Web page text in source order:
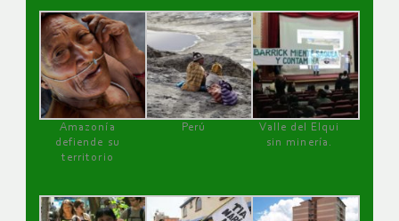
Amazonía
defiende su
territorio
Perú
Valle del Elqui
sin minería.